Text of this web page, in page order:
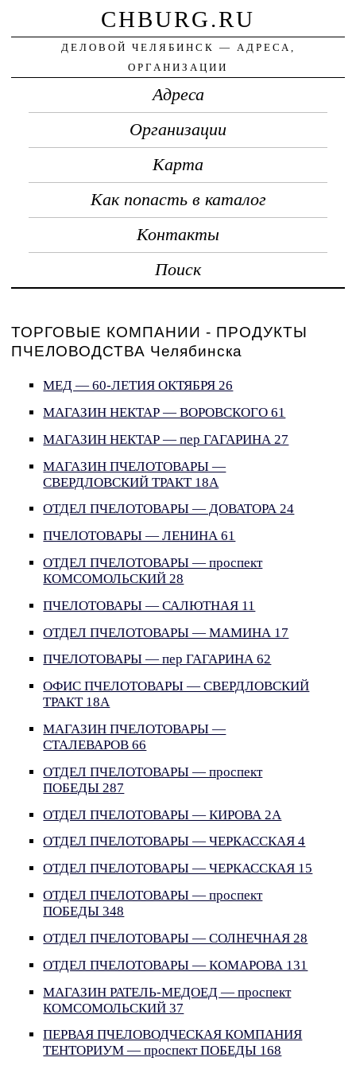
CHBURG.RU
ДЕЛОВОЙ ЧЕЛЯБИНСК — АДРЕСА,
ОРГАНИЗАЦИИ
Адреса
Организации
Карта
Как попасть в каталог
Контакты
Поиск
ТОРГОВЫЕ КОМПАНИИ - ПРОДУКТЫ
ПЧЕЛОВОДСТВА Челябинска
МЕД — 60-ЛЕТИЯ ОКТЯБРЯ 26
МАГАЗИН НЕКТАР — ВОРОВСКОГО 61
МАГАЗИН НЕКТАР — пер ГАГАРИНА 27
МАГАЗИН ПЧЕЛОТОВАРЫ —
СВЕРДЛОВСКИЙ ТРАКТ 18А
ОТДЕЛ ПЧЕЛОТОВАРЫ — ДОВАТОРА 24
ПЧЕЛОТОВАРЫ — ЛЕНИНА 61
ОТДЕЛ ПЧЕЛОТОВАРЫ — проспект
КОМСОМОЛЬСКИЙ 28
ПЧЕЛОТОВАРЫ — САЛЮТНАЯ 11
ОТДЕЛ ПЧЕЛОТОВАРЫ — МАМИНА 17
ПЧЕЛОТОВАРЫ — пер ГАГАРИНА 62
ОФИС ПЧЕЛОТОВАРЫ — СВЕРДЛОВСКИЙ
ТРАКТ 18А
МАГАЗИН ПЧЕЛОТОВАРЫ —
СТАЛЕВАРОВ 66
ОТДЕЛ ПЧЕЛОТОВАРЫ — проспект
ПОБЕДЫ 287
ОТДЕЛ ПЧЕЛОТОВАРЫ — КИРОВА 2А
ОТДЕЛ ПЧЕЛОТОВАРЫ — ЧЕРКАССКАЯ 4
ОТДЕЛ ПЧЕЛОТОВАРЫ — ЧЕРКАССКАЯ 15
ОТДЕЛ ПЧЕЛОТОВАРЫ — проспект
ПОБЕДЫ 348
ОТДЕЛ ПЧЕЛОТОВАРЫ — СОЛНЕЧНАЯ 28
ОТДЕЛ ПЧЕЛОТОВАРЫ — КОМАРОВА 131
МАГАЗИН РАТЕЛЬ-МЕДОЕД — проспект
КОМСОМОЛЬСКИЙ 37
ПЕРВАЯ ПЧЕЛОВОДЧЕСКАЯ КОМПАНИЯ
ТЕНТОРИУМ — проспект ПОБЕДЫ 168